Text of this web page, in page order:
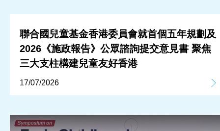
聯合國兒童基金香港委員會就首個五年規劃及
2026《施政報告》公眾諮詢提交意見書 聚焦
三大支柱構建兒童友好香港
17/07/2026